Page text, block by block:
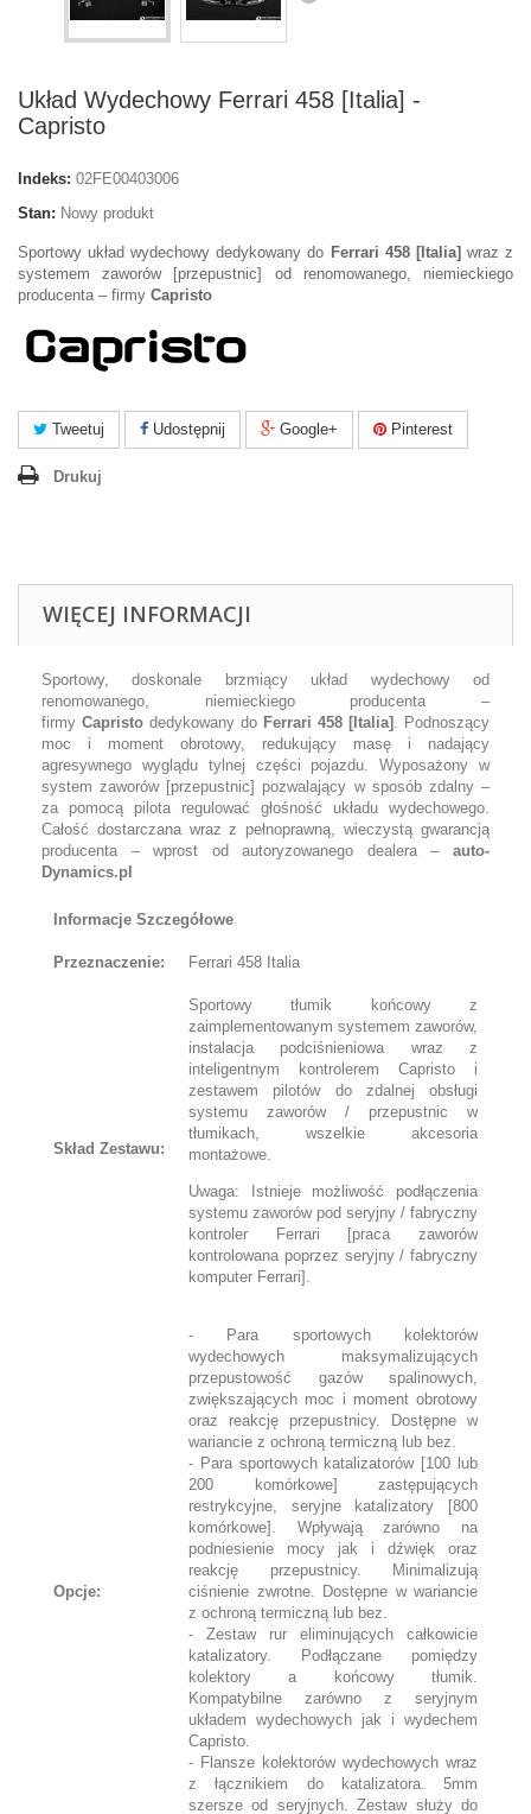
Układ Wydechowy Ferrari 458 [Italia] -
Capristo
Indeks: 02FE00403006
Stan: Nowy produkt
Sportowy układ wydechowy dedykowany do Ferrari 458 [Italia] wraz z
systemem zaworów [przepustnic] od renomowanego, niemieckiego
producenta – firmy Capristo
Tweetuj Udostępnij Google+ Pinterest
Drukuj
WIĘCEJ INFORMACJI
Sportowy, doskonale brzmiący układ wydechowy od
renomowanego, niemieckiego producenta –
firmy Capristo dedykowany do Ferrari 458 [Italia] . Podnoszący
moc i moment obrotowy, redukujący masę i nadający
agresywnego wyglądu tylnej części pojazdu. Wyposażony w
system zaworów [przepustnic] pozwalający w sposób zdalny –
za pomocą pilota regulować głośność układu wydechowego.
Całość dostarczana wraz z pełnoprawną, wieczystą gwarancją
producenta – wprost od autoryzowanego dealera – auto-
Dynamics.pl
Informacje Szczegółowe
Przeznaczenie: Ferrari 458 Italia
Skład Zestawu:
Sportowy tłumik końcowy z
zaimplementowanym systemem zaworów,
instalacja podciśnieniowa wraz z
inteligentnym kontrolerem Capristo i
zestawem pilotów do zdalnej obsługi
systemu zaworów / przepustnic w
tłumikach, wszelkie akcesoria
montażowe.
Uwaga: Istnieje możliwość podłączenia
systemu zaworów pod seryjny / fabryczny
kontroler Ferrari [praca zaworów
kontrolowana poprzez seryjny / fabryczny
komputer Ferrari].
Opcje:
- Para sportowych kolektorów
wydechowych maksymalizujących
przepustowość gazów spalinowych,
zwiększających moc i moment obrotowy
oraz reakcję przepustnicy. Dostępne w
wariancie z ochroną termiczną lub bez.
- Para sportowych katalizatorów [100 lub
200 komórkowe] zastępujących
restrykcyjne, seryjne katalizatory [800
komórkowe]. Wpływają zarówno na
podniesienie mocy jak i dźwięk oraz
reakcję przepustnicy. Minimalizują
ciśnienie zwrotne. Dostępne w wariancie
z ochroną termiczną lub bez.
- Zestaw rur eliminujących całkowicie
katalizatory. Podłączane pomiędzy
kolektory a końcowy tłumik.
Kompatybilne zarówno z seryjnym
układem wydechowych jak i wydechem
Capristo.
- Flansze kolektorów wydechowych wraz
z łącznikiem do katalizatora. 5mm
szersze od seryjnych. Zestaw służy do